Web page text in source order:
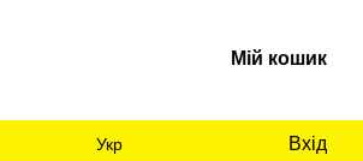
Мій кошик
Укр Вхід